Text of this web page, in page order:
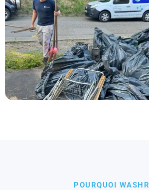
POURQUOI WASHR